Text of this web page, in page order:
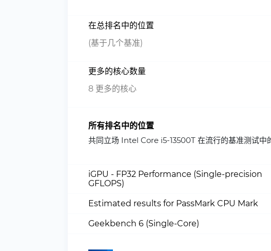
在总排名中的位置
(基于几个基准)
更多的核心数量
8 更多的核心
所有排名中的位置
共同立场 Intel Core i5-13500T 在流行的基准测试中
iGPU - FP32 Performance (Single-precision
GFLOPS)
Estimated results for PassMark CPU Mark
Geekbench 6 (Single-Core)